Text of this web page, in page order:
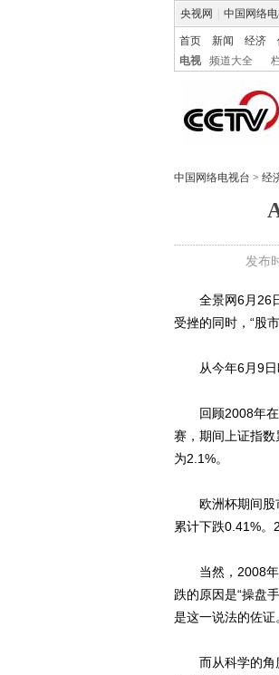
央视网 中国网络
首页 新闻 经济
电视
频道大全
中国网络电视台 > 经
发布
全景网6月26日
受挫的同时，“股
从今年6月9日欧
回顾2008年在
赛，期间上证指
为2.1%。
欧洲杯期间股市
累计下跌0.41%。
当然，2008年
跌的原因是“操盘
是这一说法的佐证
而从科学的角度